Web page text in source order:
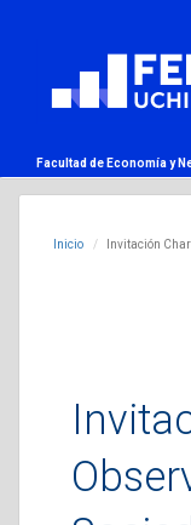
Facultad de Economía y
Inicio Invitación